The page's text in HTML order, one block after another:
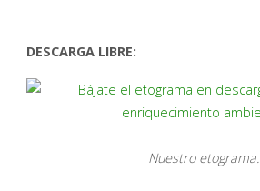
DESCARGA LIBRE:
Nuestro etograma.